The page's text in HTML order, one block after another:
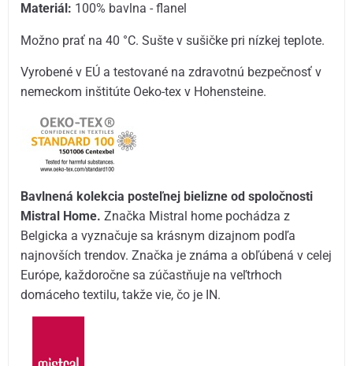
Materiál: 100% bavlna - flanel
Možno prať na 40 °C. Sušte v sušičke pri nízkej teplote.
Vyrobené v EÚ a testované na zdravotnú bezpečnosť v
nemeckom inštitúte Oeko-tex v Hohensteine.
Bavlnená kolekcia posteľnej bielizne od spoločnosti
Mistral Home.Značka Mistral home pochádza z
Belgicka a vyznačuje sa krásnym dizajnom podľa
najnovších trendov. Značka je známa a obľúbená v celej
Európe, každoročne sa zúčastňuje na veľtrhoch
domáceho textilu, takže vie, čo je IN.